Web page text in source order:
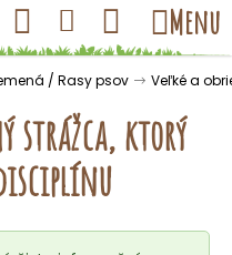
Hľadať Prihlásenie
Nákupný
košík
Menu
/ Rasy psov Veľké a
strážca, ktorý